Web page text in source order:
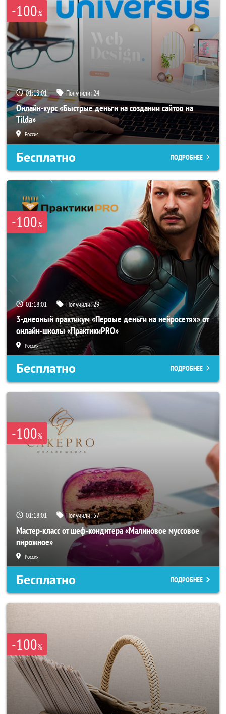
-100%
01:17:58 Получили:24
Онлайн-курс «Быстрые деньги на создании сайтов на
Tilda»
Россия
Бесплатно ПОДРОБНЕЕ
-100%
01:17:58 Получили:29
3-дневный практикум «Первые деньги на нейросетях» от
онлайн-школы «ПрактикиPRO»
Россия
Бесплатно ПОДРОБНЕЕ
-100%
01:17:58 Получили:57
Мастер-класс от шеф-кондитера «Малиновое муссовое
пирожное»
Россия
Бесплатно ПОДРОБНЕЕ
-100%